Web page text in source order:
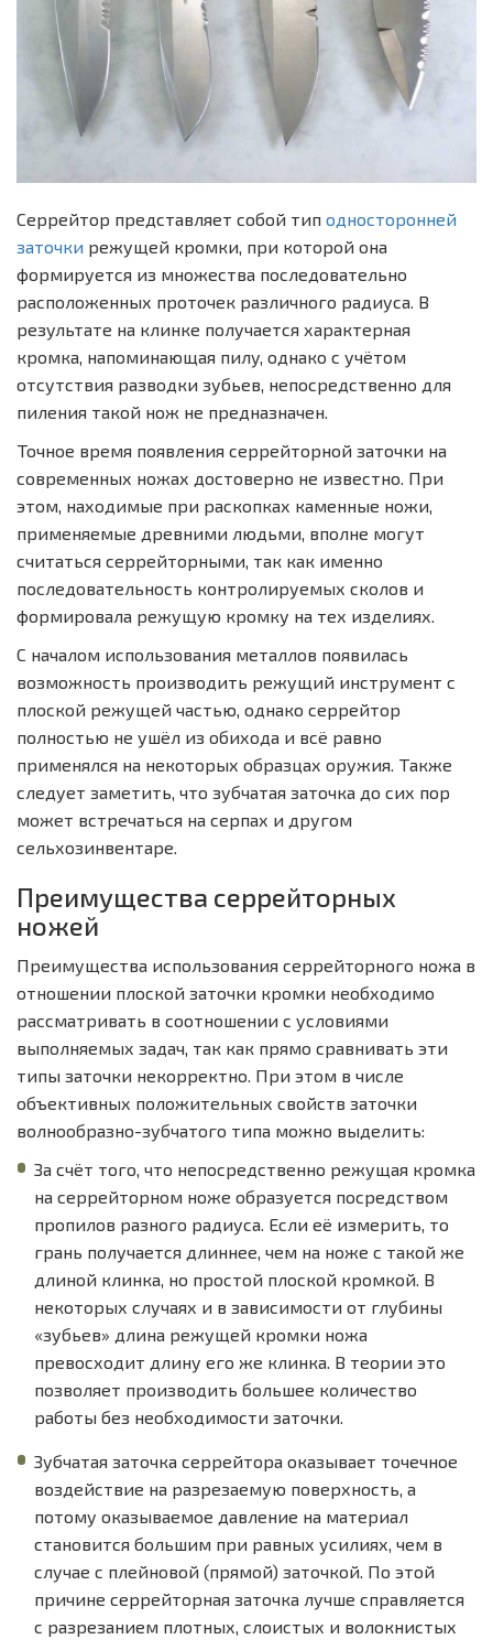
Серрейтор представляет собой тип односторонней
заточки режущей кромки, при которой она
формируется из множества последовательно
расположенных проточек различного радиуса. В
результате на клинке получается характерная
кромка, напоминающая пилу, однако с учётом
отсутствия разводки зубьев, непосредственно для
пиления такой нож не предназначен.
Точное время появления серрейторной заточки на
современных ножах достоверно не известно. При
этом, находимые при раскопках каменные ножи,
применяемые древними людьми, вполне могут
считаться серрейторными, так как именно
последовательность контролируемых сколов и
формировала режущую кромку на тех изделиях.
С началом использования металлов появилась
возможность производить режущий инструмент с
плоской режущей частью, однако серрейтор
полностью не ушёл из обихода и всё равно
применялся на некоторых образцах оружия. Также
следует заметить, что зубчатая заточка до сих пор
может встречаться на серпах и другом
сельхозинвентаре.
Преимущества серрейторных
ножей
Преимущества использования серрейторного ножа в
отношении плоской заточки кромки необходимо
рассматривать в соотношении с условиями
выполняемых задач, так как прямо сравнивать эти
типы заточки некорректно. При этом в числе
объективных положительных свойств заточки
волнообразно-зубчатого типа можно выделить:
За счёт того, что непосредственно режущая кромка
на серрейторном ноже образуется посредством
пропилов разного радиуса. Если её измерить, то
грань получается длиннее, чем на ноже с такой же
длиной клинка, но простой плоской кромкой. В
некоторых случаях и в зависимости от глубины
«зубьев» длина режущей кромки ножа
превосходит длину его же клинка. В теории это
позволяет производить большее количество
работы без необходимости заточки.
Зубчатая заточка серрейтора оказывает точечное
воздействие на разрезаемую поверхность, а
потому оказываемое давление на материал
становится большим при равных усилиях, чем в
случае с плейновой (прямой) заточкой. По этой
причине серрейторная заточка лучше справляется
с разрезанием плотных, слоистых и волокнистых